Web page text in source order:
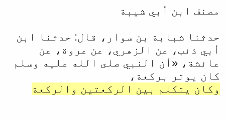
تَسَلْ عَنْ حُسْنِهِنَّ وَطُولِهِنَّ
قَالَتْ عَائِشَةُ فَقُلْتُ يَا رَسُولَ اللَّهِ
إِنَّ عَيْنَيَّ تَنَامَانِ وَلَا يَنَامُ قَلْبِي
مصنف ابن أبي شيبة
حدثنا شبابة بن سوار، قال: حدثنا ابن
أبي ذئب، عن الزهري، عن عروة، عن
عائشة، «أن النبي صلى الله عليه وسلم
كان يوتر بركعة،
وكان يتكلم بين الركعتين والركعة